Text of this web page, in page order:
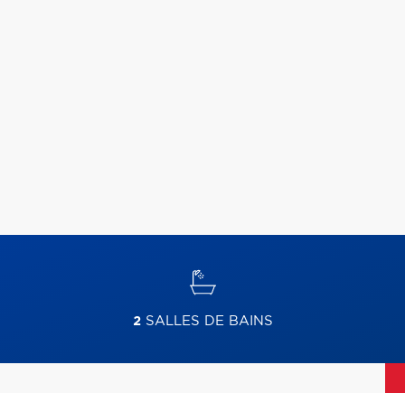
2SALLES DE BAINS